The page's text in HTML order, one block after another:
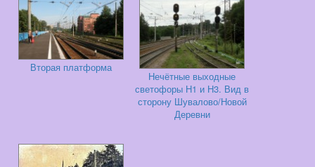
Вторая платформа
Нечётные выходные
светофоры Н1 и Н3. Вид в
сторону Шувалово/Новой
Деревни